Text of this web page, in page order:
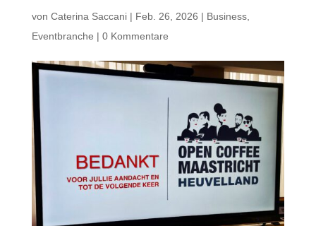
von Caterina Saccani| Feb. 26, 2026 | Business,
Eventbranche | 0 Kommentare